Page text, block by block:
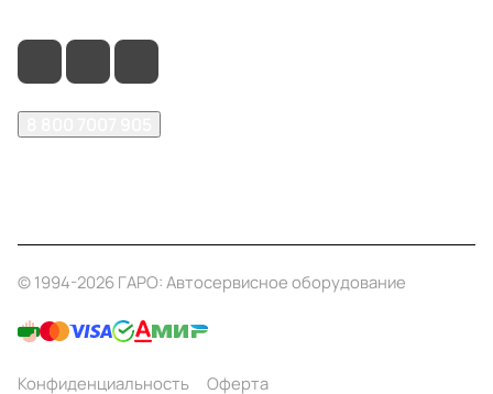
© 1994-2026 ГАРО: Автосервисное оборудование
Конфиденциальность Оферта